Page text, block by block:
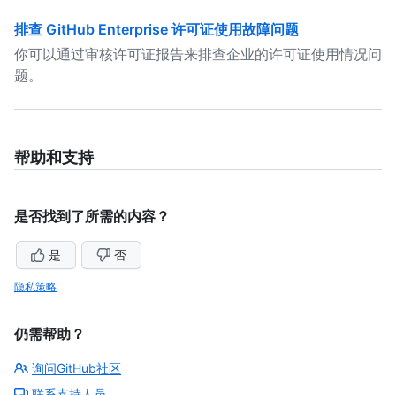
排查 GitHub Enterprise 许可证使用故障问题
你可以通过审核许可证报告来排查企业的许可证使用情况问
题。
帮助和支持
是否找到了所需的内容？
是 否
隐私策略
仍需帮助？
询问GitHub社区